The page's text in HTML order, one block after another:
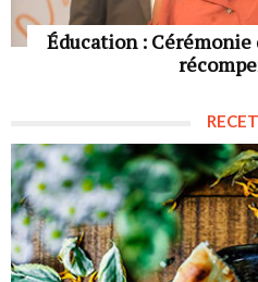
Éducation :